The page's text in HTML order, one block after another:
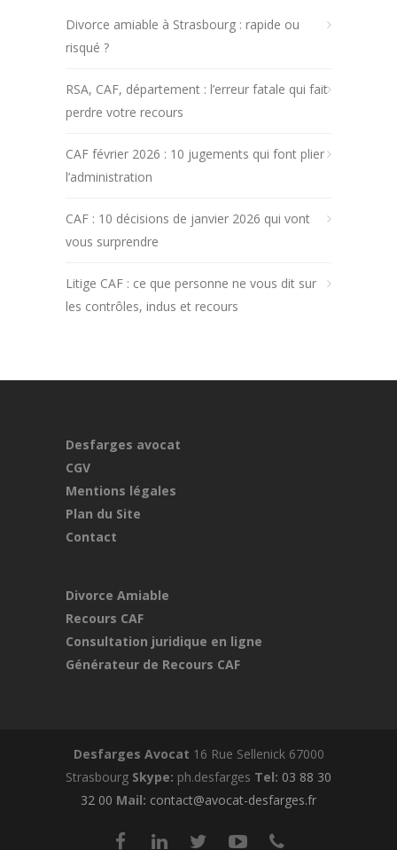
Divorce amiable à Strasbourg : rapide ou
risqué ?
RSA, CAF, département : l’erreur fatale qui fait
perdre votre recours
CAF février 2026 : 10 jugements qui font plier
l’administration
CAF : 10 décisions de janvier 2026 qui vont
vous surprendre
Litige CAF : ce que personne ne vous dit sur
les contrôles, indus et recours
Desfarges avocat
CGV
Mentions légales
Plan du Site
Contact
Divorce Amiable
Recours CAF
Consultation juridique en ligne
Générateur de Recours CAF
Desfarges Avocat 16 Rue Sellenick 67000
Strasbourg Skype: ph.desfarges Tel: 03 88 30
32 00 Mail: contact@avocat-desfarges.fr